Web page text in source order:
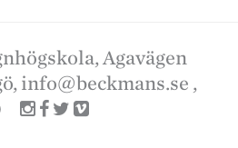
Agavägen
info@beckmans.se ,